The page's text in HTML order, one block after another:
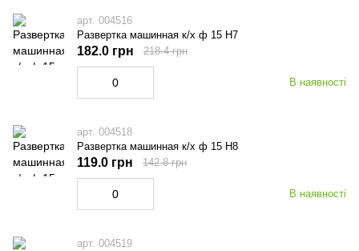
арт. 004516
Развертка машинная к/х ф 15 Н7
В наявності
182.0 грн 218.4 грн
арт. 004518
Развертка машинная к/х ф 15 Н8
В наявності
119.0 грн 142.8 грн
арт. 004519